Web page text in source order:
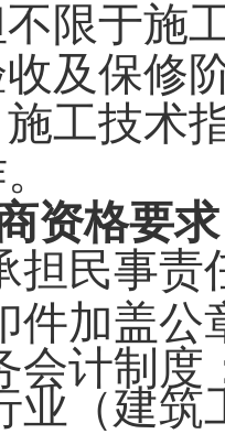
限于施
及保修
工技术
资格要求
担民事责
件加盖公
会计制度
业（建筑